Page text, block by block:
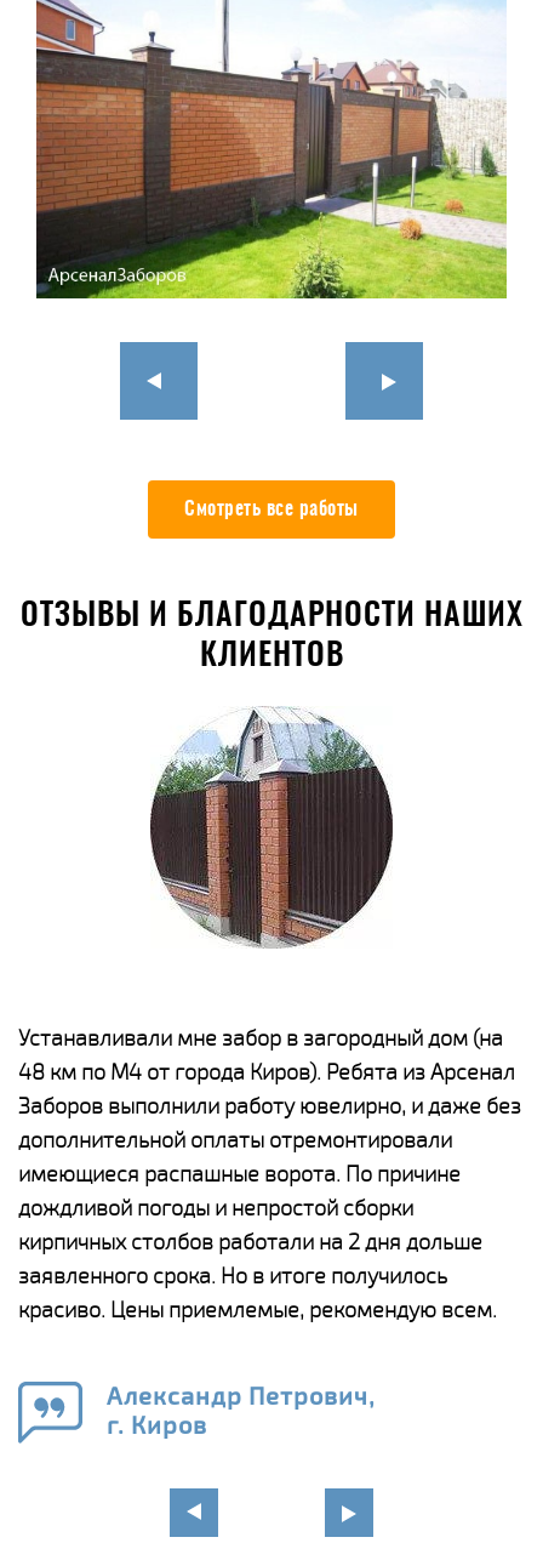
Смотреть все работы
ОТЗЫВЫ И БЛАГОДАРНОСТИ НАШИХ
КЛИЕНТОВ
Устанавливали мне забор в загородный дом (на
48 км по М4 от города Киров). Ребята из Арсенал
Заборов выполнили работу ювелирно, и даже без
дополнительной оплаты отремонтировали
имеющиеся распашные ворота. По причине
дождливой погоды и непростой сборки
кирпичных столбов работали на 2 дня дольше
заявленного срока. Но в итоге получилось
красиво. Цены приемлемые, рекомендую всем.
Александр Петрович,
г. Киров